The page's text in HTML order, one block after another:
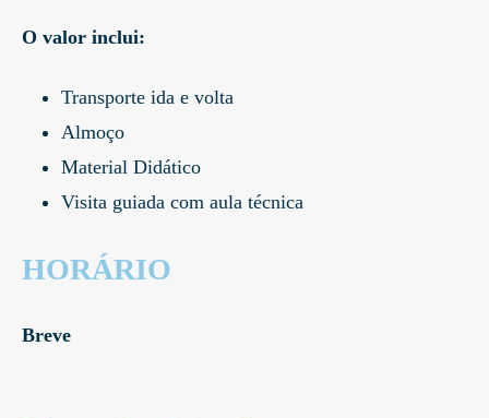
O valor inclui:
Transporte ida e volta
Almoço
Material Didático
Visita guiada com aula técnica
HORÁRIO
Breve